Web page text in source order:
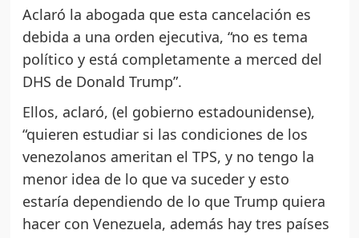
Aclaró la abogada que esta cancelación es
debida a una orden ejecutiva, “no es tema
político y está completamente a merced del
DHS de Donald Trump”.
Ellos, aclaró, (el gobierno estadounidense),
“quieren estudiar si las condiciones de los
venezolanos ameritan el TPS, y no tengo la
menor idea de lo que va suceder y esto
estaría dependiendo de lo que Trump quiera
hacer con Venezuela, además hay tres países